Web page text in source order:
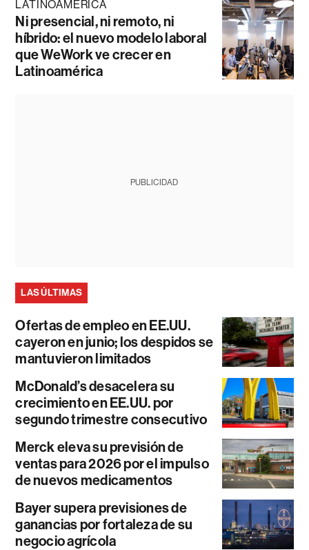
LATINOAMÉRICA
Ni presencial, ni remoto, ni
híbrido: el nuevo modelo laboral
que WeWork ve crecer en
Latinoamérica
PUBLICIDAD
LAS ÚLTIMAS
Ofertas de empleo en EE.UU.
cayeron en junio; los despidos se
mantuvieron limitados
McDonald’s desacelera su
crecimiento en EE.UU. por
segundo trimestre consecutivo
Merck eleva su previsión de
ventas para 2026 por el impulso
de nuevos medicamentos
Bayer supera previsiones de
ganancias por fortaleza de su
negocio agrícola